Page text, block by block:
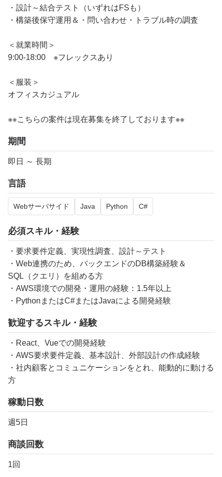
・設計～結合テスト（いずれはFSも）
・構築後保守運用＆・問い合わせ・トラブル時の調査
＜就業時間＞
9:00-18:00 ※フレックスあり
＜服装＞
オフィスカジュアル
※※こちらの案件は現在募集を終了しております※※
期間
即日 ～ 長期
言語
Webサーバサイド Java Python C#
必須スキル・経験
・要求要件定義、実現性調査、設計～テスト
・Web連携のため、バックエンドのDB構築経験＆
SQL（クエリ）を組める方
・AWS環境での開発・運用の経験：1.5年以上
・PythonまたはC#またはJavaによる開発経験
歓迎するスキル・経験
・React、Vueでの開発経験
・AWS要求要件定義、基本設計、外部設計の作成経験
・社内顧客とコミュニケーションをとれ、能動的に動ける
方
稼動日数
週5日
商談回数
1回